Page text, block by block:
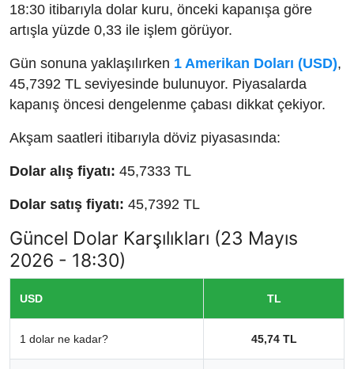
18:30 itibarıyla dolar kuru, önceki kapanışa göre
artışla yüzde 0,33 ile işlem görüyor.
Gün sonuna yaklaşılırken 1 Amerikan Doları (USD),
45,7392 TL seviyesinde bulunuyor. Piyasalarda
kapanış öncesi dengelenme çabası dikkat çekiyor.
Akşam saatleri itibarıyla döviz piyasasında:
Dolar alış fiyatı: 45,7333 TL
Dolar satış fiyatı: 45,7392 TL
Güncel Dolar Karşılıkları (23 Mayıs
2026 - 18:30)
USD TL
1 dolar ne kadar? 45,74 TL